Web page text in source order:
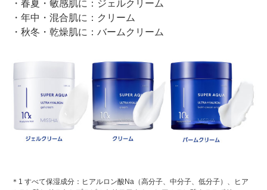
・春夏・敏感肌に：ジェルクリーム
・年中・混合肌に：クリーム
・秋冬・乾燥肌に：バームクリーム
＊1 すべて保湿成分：ヒアルロン酸Na（高分子、中分子、低分子）、ヒア